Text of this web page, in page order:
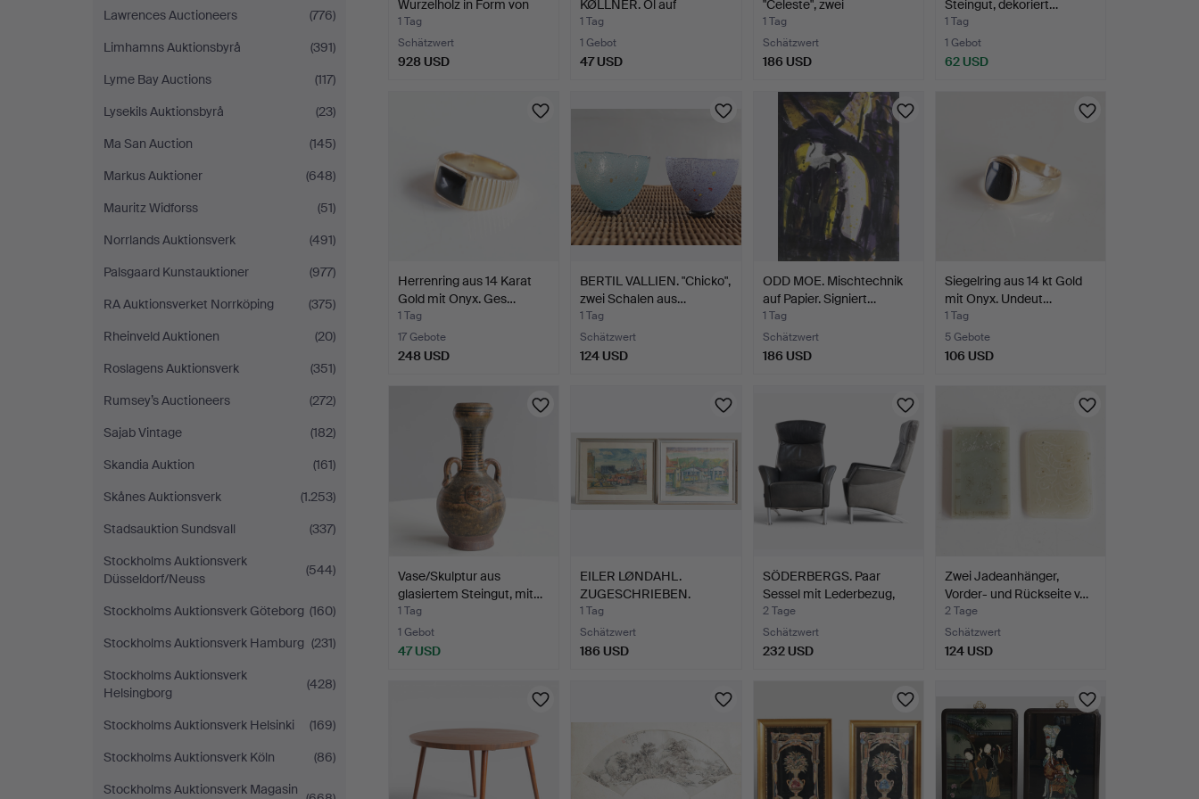
Lawrences Auctioneers
(776)
Limhamns Auktionsbyrå
(391)
Lyme Bay Auctions
(117)
Lysekils Auktionsbyrå
(23)
Ma San Auction
(145)
Markus Auktioner
(648)
Mauritz Widforss
(51)
Norrlands Auktionsverk
(491)
Palsgaard Kunstauktioner
(977)
RA Auktionsverket Norrköping
(375)
Rheinveld Auktionen
(20)
Roslagens Auktionsverk
(351)
Rumsey’s Auctioneers
(272)
Sajab Vintage
(182)
Skandia Auktion
(161)
Skånes Auktionsverk
(1.253)
Stadsauktion Sundsvall
(337)
Stockholms Auktionsverk
Düsseldorf/Neuss
(544)
Stockholms Auktionsverk Göteborg (160)
Stockholms Auktionsverk Hamburg (231)
Stockholms Auktionsverk
Helsingborg
(428)
Stockholms Auktionsverk Helsinki
(169)
Stockholms Auktionsverk Köln
(86)
Stockholms Auktionsverk Magasin
Wurzelholz in Form von
Sh…
1 Tag
Schätzwert
928 USD
KØLLNER. Öl auf
Leinwand…
1 Tag
1 Gebot
47 USD
"Celeste", zwei
Kerzenhalter…
1 Tag
Schätzwert
186 USD
Steingut, dekoriert…
1 Tag
1 Gebot
62 USD
Herrenring aus 14 Karat
Gold mit Onyx. Ges…
1 Tag
17 Gebote
248 USD
BERTIL VALLIEN. "Chicko",
zwei Schalen aus…
1 Tag
Schätzwert
124 USD
ODD MOE. Mischtechnik
auf Papier. Signiert…
1 Tag
Schätzwert
186 USD
Siegelring aus 14 kt Gold
mit Onyx. Undeut…
1 Tag
5 Gebote
106 USD
Vase/Skulptur aus
glasiertem Steingut, mit…
1 Tag
1 Gebot
47 USD
EILER LØNDAHL.
ZUGESCHRIEBEN.
Aquarell und…
1 Tag
Schätzwert
186 USD
SÖDERBERGS. Paar
Sessel mit Lederbezug,
Me…
2 Tage
Schätzwert
232 USD
Zwei Jadeanhänger,
Vorder- und Rückseite v…
2 Tage
Schätzwert
124 USD